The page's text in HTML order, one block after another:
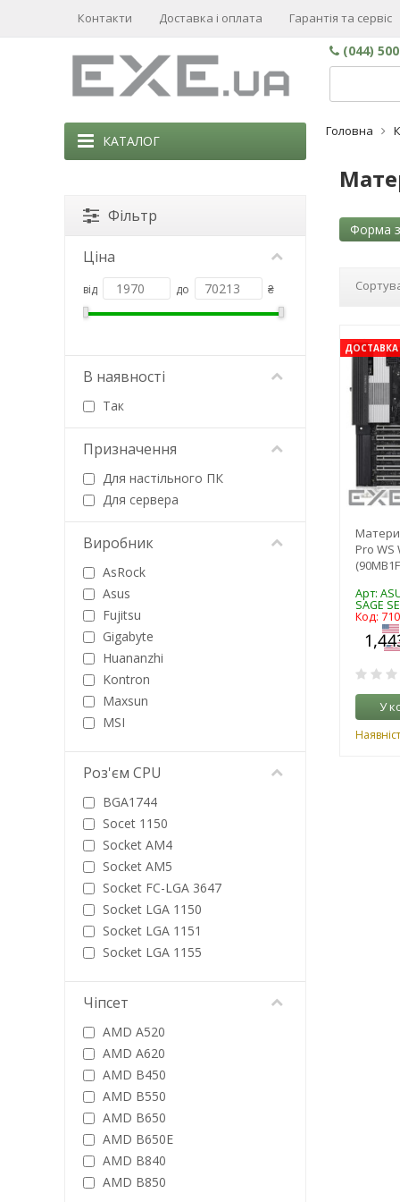
Контакти Доставка і оплата Гарантія та сервіс
(044)
КАТАЛОГ
Головна
Форма
ДОСТАВКА
Pro WS
Арт:
SAGE SE
Код:
У
Фільтр
Ціна
від до ₴
В наявності
Так
Призначення
Для настільного ПК
Для сервера
Виробник
AsRock
Asus
Fujitsu
Gigabyte
Huananzhi
Kontron
Maxsun
MSI
Supermicro
Роз'єм CPU
BGA1744
Socet 1150
Socket AM4
Socket AM5
Socket FC-LGA 3647
Socket LGA 1150
Socket LGA 1151
Socket LGA 1155
Socket LGA1851
Socket SP5
Socket TR5
Вбудований CPU
Чіпсет
AMD A520
AMD A620
AMD B450
AMD B550
AMD B650
AMD B650E
AMD B840
AMD B850